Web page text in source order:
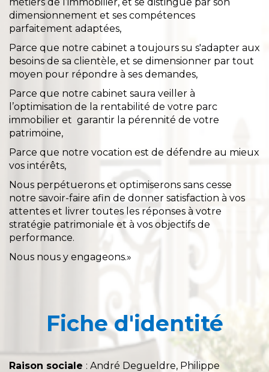
dimensionnement et ses compétences
parfaitement adaptées,
Parce que notre cabinet a toujours su s'adapter aux
besoins de sa clientèle, et se dimensionner par tout
moyen pour répondre à ses demandes,
Parce que notre cabinet saura veiller à
l’optimisation de la rentabilité de votre parc
immobilier et garantir la pérennité de votre
patrimoine,
Parce que notre vocation est de défendre au mieux
vos intérêts,
Nous perpétuerons et optimiserons sans cesse
notre savoir-faire afin de donner satisfaction à vos
attentes et livrer toutes les réponses à votre
stratégie patrimoniale et à vos objectifs de
performance.
Nous nous y engageons.»
Fiche d'identité
Raison sociale : André Degueldre, Philippe